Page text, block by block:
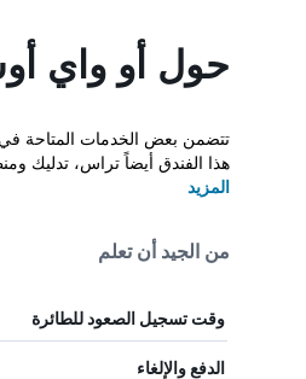
حول أو واي
تتضمن بعض الخدمات المتاحة في
هذا الفندق أيضاً تراس، تدليك
المزيد
من الجيد أن تعلم
وقت تسجيل الصعود للطائرة
الدفع والإلغاء